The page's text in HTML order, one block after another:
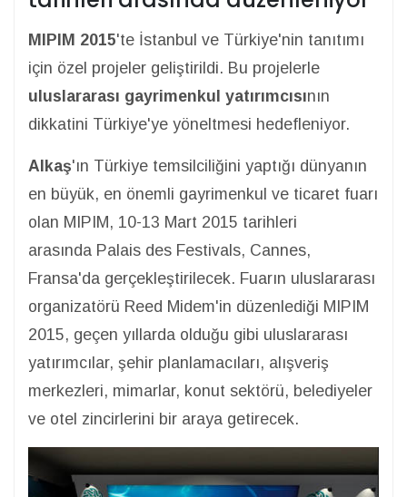
MIPIM 2015'te İstanbul ve Türkiye'nin tanıtımı
için özel projeler geliştirildi. Bu projelerle
uluslararası gayrimenkul yatırımcısının
dikkatini Türkiye'ye yöneltmesi hedefleniyor.
Alkaş'ın Türkiye temsilciliğini yaptığı dünyanın
en büyük, en önemli gayrimenkul ve ticaret fuarı
olan MIPIM, 10-13 Mart 2015 tarihleri
arasında Palais des Festivals, Cannes,
Fransa'da gerçekleştirilecek. Fuarın uluslararası
organizatörü Reed Midem'in düzenlediği MIPIM
2015, geçen yıllarda olduğu gibi uluslararası
yatırımcılar, şehir planlamacıları, alışveriş
merkezleri, mimarlar, konut sektörü, belediyeler
ve otel zincirlerini bir araya getirecek.